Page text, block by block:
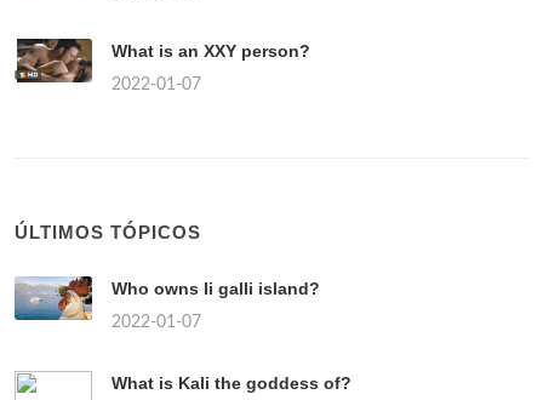
What is an XXY person?
2022-01-07
ÚLTIMOS TÓPICOS
Who owns li galli island?
2022-01-07
What is Kali the goddess of?